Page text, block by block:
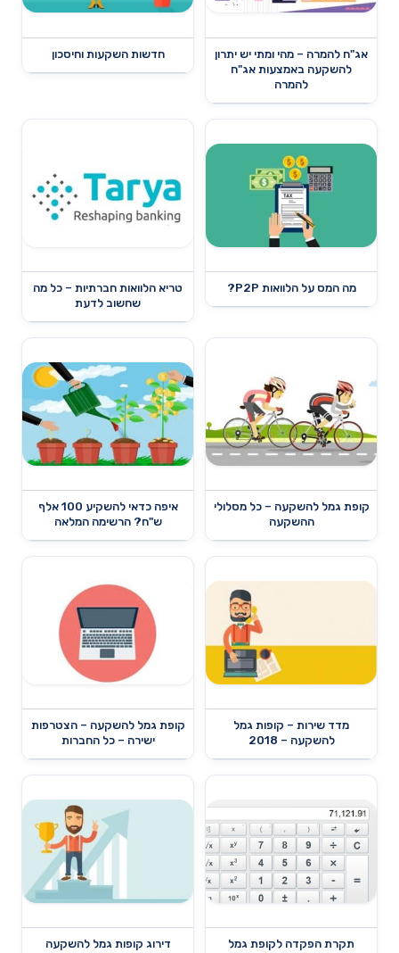
אג"ח להמרה – מהי ומתי יש יתרון
להשקעה באמצעות אג"ח
להמרה
חדשות השקעות וחיסכון
מה המס על הלוואות P2P?
טריא הלוואות חברתיות – כל מה
שחשוב לדעת
קופת גמל להשקעה – כל מסלולי
ההשקעה
איפה כדאי להשקיע 100 אלף
ש"ח? הרשימה המלאה
מדד שירות – קופות גמל
להשקעה – 2018
קופת גמל להשקעה – הצטרפות
ישירה – כל החברות
תקרת הפקדה לקופת גמל
דירוג קופות גמל להשקעה